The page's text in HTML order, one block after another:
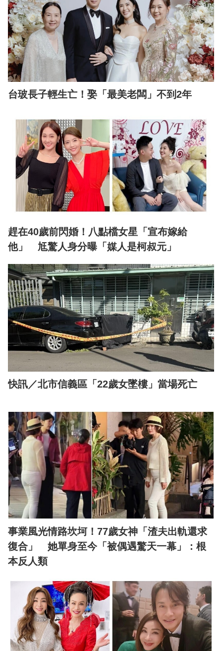
台玻長子輕生亡！娶「最美老闆」不到2年
趕在40歲前閃婚！八點檔女星「宣布嫁給
他」 尪驚人身分曝「媒人是柯叔元」
快訊／北市信義區「22歲女墜樓」當場死亡
事業風光情路坎坷！77歲女神「渣夫出軌還求
復合」 她單身至今「被偶遇驚天一幕」：根
本反人類